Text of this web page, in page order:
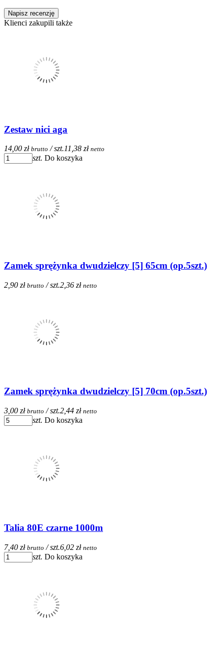
Napisz recenzję
Klienci zakupili także
Zestaw nici aga
14,00 zł brutto / szt.11,38 zł netto
szt. Do koszyka
Zamek sprężynka dwudzielczy [5] 65cm (op.5szt.)
2,90 zł brutto / szt.2,36 zł netto
Zamek sprężynka dwudzielczy [5] 70cm (op.5szt.)
3,00 zł brutto / szt.2,44 zł netto
szt. Do koszyka
Talia 80E czarne 1000m
7,40 zł brutto / szt.6,02 zł netto
szt. Do koszyka